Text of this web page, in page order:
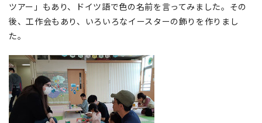
ツアー」もあり、ドイツ語で色の名前を言ってみました。その
後、工作会もあり、いろいろなイースターの飾りを作りまし
た。